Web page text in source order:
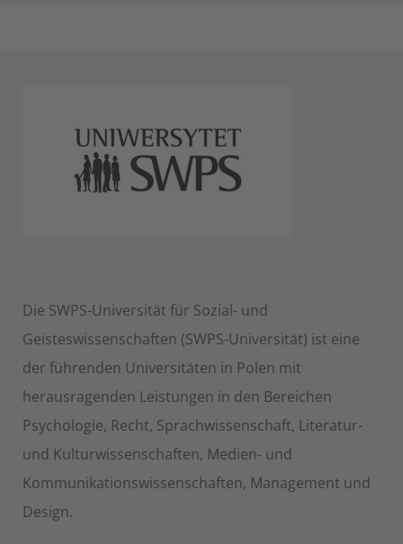
Die SWPS-Universität für Sozial- und
Geisteswissenschaften (SWPS-Universität) ist eine
der führenden Universitäten in Polen mit
herausragenden Leistungen in den Bereichen
Psychologie, Recht, Sprachwissenschaft, Literatur-
und Kulturwissenschaften, Medien- und
Kommunikationswissenschaften, Management und
Design.